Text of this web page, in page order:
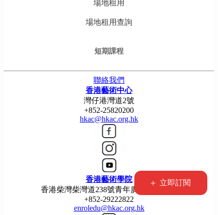
+ 立即訂閱
場地租用
場地租用查詢
短期課程
聯絡我們
香港藝術中心
灣仔港灣道2號
+852-25820200
hkac@hkac.org.hk
香港藝術學院
香港柴灣柴灣道238號青年廣場5樓514室
+852-29222822
enroledu@hkac.org.hk